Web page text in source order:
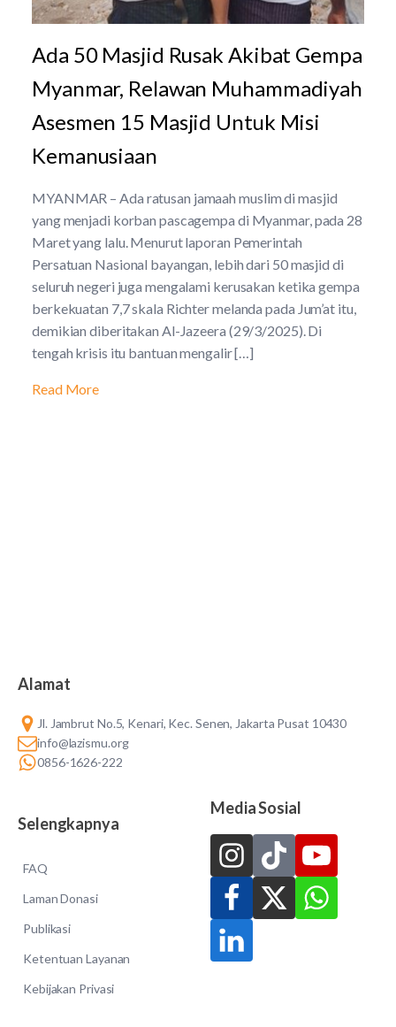
Ada 50 Masjid Rusak Akibat Gempa
Myanmar, Relawan Muhammadiyah
Asesmen 15 Masjid Untuk Misi
Kemanusiaan
MYANMAR – Ada ratusan jamaah muslim di masjid
yang menjadi korban pascagempa di Myanmar, pada 28
Maret yang lalu. Menurut laporan Pemerintah
Persatuan Nasional bayangan, lebih dari 50 masjid di
seluruh negeri juga mengalami kerusakan ketika gempa
berkekuatan 7,7 skala Richter melanda pada Jum’at itu,
demikian diberitakan Al-Jazeera (29/3/2025). Di
tengah krisis itu bantuan mengalir […]
Read More
Alamat
Jl. Jambrut No.5, Kenari, Kec. Senen, Jakarta Pusat 10430
info@lazismu.org
0856-1626-222
Selengkapnya
FAQ
Laman Donasi
Publikasi
Ketentuan Layanan
Kebijakan Privasi
Media Sosial